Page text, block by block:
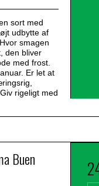
sort med
udbytte af
smagen
den bliver
med frost.
Er let at
rigeligt med
Buen